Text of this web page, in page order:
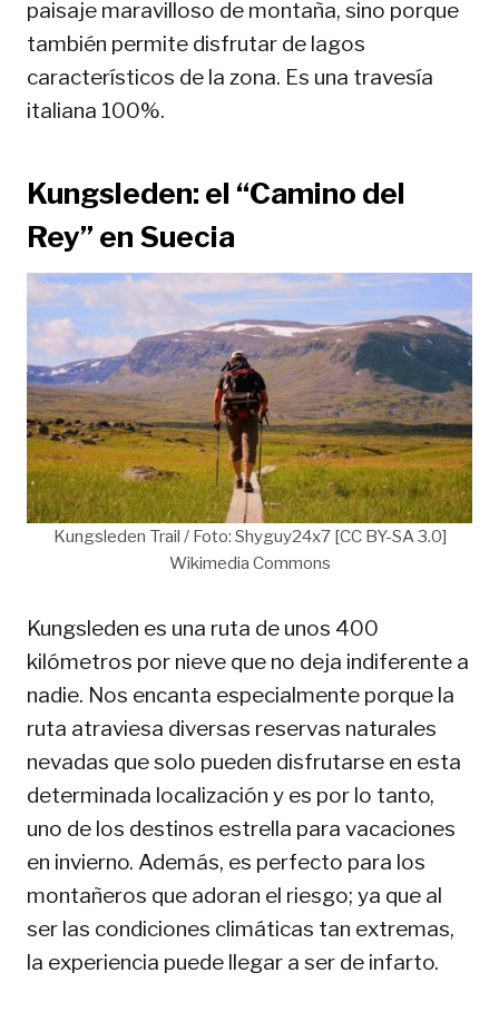
paisaje maravilloso de montaña, sino porque
también permite disfrutar de lagos
característicos de la zona. Es una travesía
italiana 100%.
Kungsleden: el “Camino del
Rey” en Suecia
Kungsleden Trail / Foto: Shyguy24x7 [CC BY-SA 3.0]
Wikimedia Commons
Kungsleden es una ruta de unos 400
kilómetros por nieve que no deja indiferente a
nadie. Nos encanta especialmente porque la
ruta atraviesa diversas reservas naturales
nevadas que solo pueden disfrutarse en esta
determinada localización y es por lo tanto,
uno de los destinos estrella para vacaciones
en invierno. Además, es perfecto para los
montañeros que adoran el riesgo; ya que al
ser las condiciones climáticas tan extremas,
la experiencia puede llegar a ser de infarto.